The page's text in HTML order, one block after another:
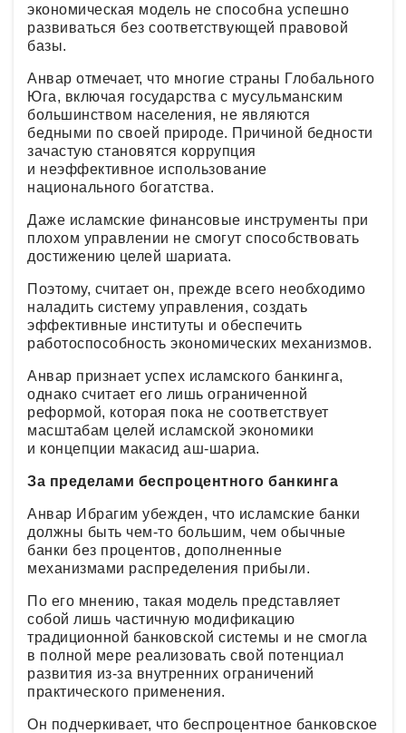
экономическая модель не способна успешно
развиваться без соответствующей правовой
базы.
Анвар отмечает, что многие страны Глобального
Юга, включая государства с мусульманским
большинством населения, не являются
бедными по своей природе. Причиной бедности
зачастую становятся коррупция
и неэффективное использование
национального богатства.
Даже исламские финансовые инструменты при
плохом управлении не смогут способствовать
достижению целей шариата.
Поэтому, считает он, прежде всего необходимо
наладить систему управления, создать
эффективные институты и обеспечить
работоспособность экономических механизмов.
Анвар признает успех исламского банкинга,
однако считает его лишь ограниченной
реформой, которая пока не соответствует
масштабам целей исламской экономики
и концепции макасид аш-шариа.
За пределами беспроцентного банкинга
Анвар Ибрагим убежден, что исламские банки
должны быть чем-то большим, чем обычные
банки без процентов, дополненные
механизмами распределения прибыли.
По его мнению, такая модель представляет
собой лишь частичную модификацию
традиционной банковской системы и не смогла
в полной мере реализовать свой потенциал
развития из-за внутренних ограничений
практического применения.
Он подчеркивает, что беспроцентное банковское